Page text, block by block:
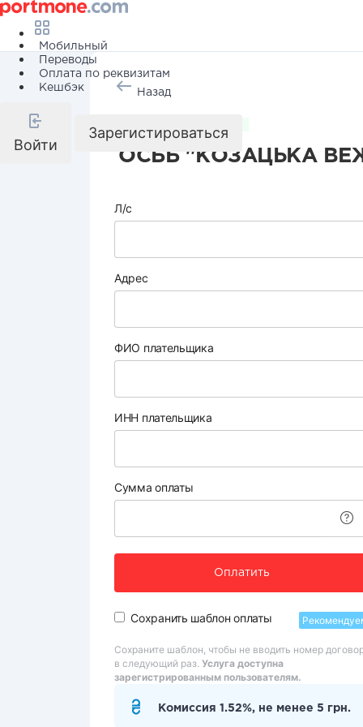
Мобильный
Переводы
Оплата по реквизитам
Кешбэк
Войти
Зарегистироваться
Назад
ОСББ "КОЗАЦЬКА
Л/с
Адрес
ФИО плательщика
ИНН плательщика
Сумма оплаты
Оплатить
Сохранить шаблон оплаты
Сохраните шаблон, чтобы не вводить номер
в следующий раз. Услуга доступна
зарегистрированным пользователям.
Комиссия 1.52%, не менее 5 грн.